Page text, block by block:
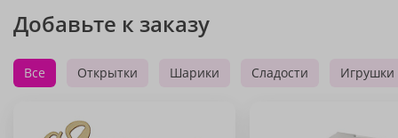
Добавьте к заказу
Все Открытки Шарики Сладости Игрушки